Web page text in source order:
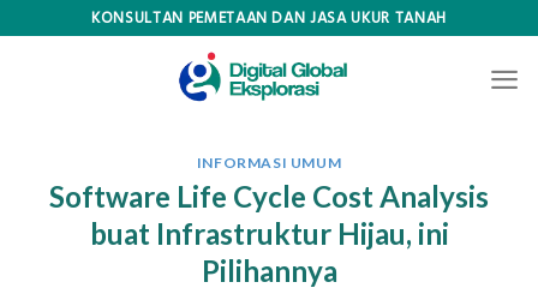
KONSULTAN PEMETAAN DAN JASA UKUR TANAH
INFORMASI UMUM
Software Life Cycle Cost Analysis
buat Infrastruktur Hijau, ini
Pilihannya